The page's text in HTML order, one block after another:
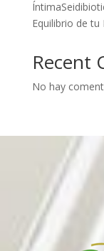
Equilibrio de tu
Recent
No hay